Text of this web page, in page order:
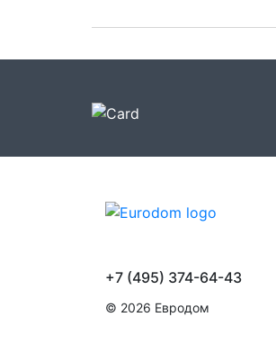
+7 (495) 374-64-43
© 2026 Евродом